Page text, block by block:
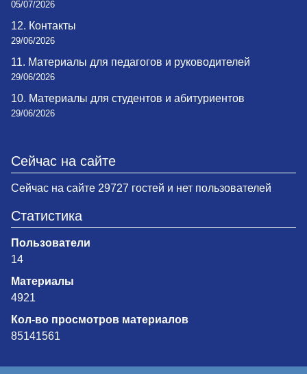
05/07/2026
12. Контакты
29/06/2026
11. Материалы для педагогов и руководителей
29/06/2026
10. Материалы для студентов и абитуриентов
29/06/2026
Сейчас на сайте
Сейчас на сайте 29727 гостей и нет пользователей
Статистика
Пользователи
14
Материалы
4921
Кол-во просмотров материалов
85141561